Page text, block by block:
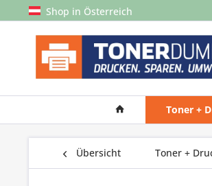
Shop in Österreich
Toner +
Übersicht Toner +